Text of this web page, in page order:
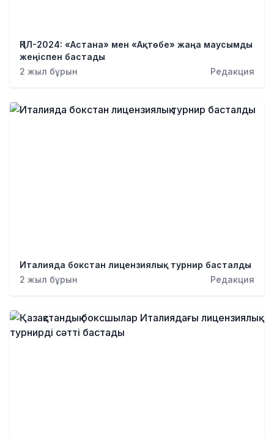
ҚПЛ-2024: «Астана» мен «Ақтөбе» жаңа маусымды
жеңіспен бастады
2 жыл бұрын
Редакция
Италияда бокстан лицензиялық турнир басталды
2 жыл бұрын
Редакция